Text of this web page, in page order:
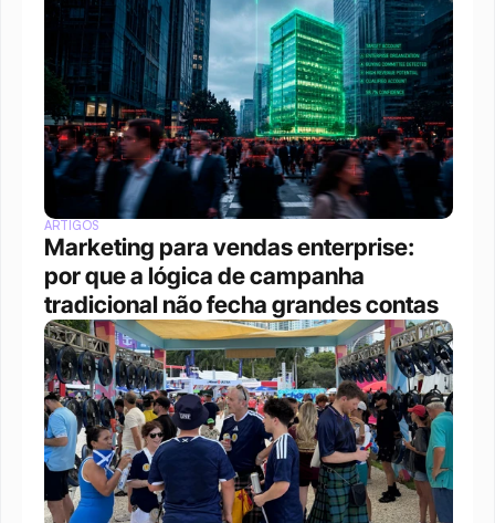
ARTIGOS
Marketing para vendas enterprise:
por que a lógica de campanha
tradicional não fecha grandes contas